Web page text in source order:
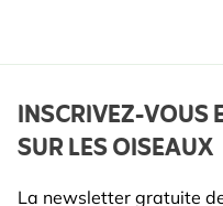
INSCRIVEZ-VOUS
SUR LES OISEAUX
La newsletter gratuite